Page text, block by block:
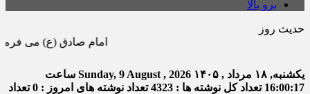
برو بالا
حدیث روز
امام صادق (ع) می فرماید :
یکشنبه, ۱۸ مرداد , ۱۴۰۵ Sunday, 9 August , 2026 ساعت
16:00:18 تعداد کل نوشته ها : 4323 تعداد نوشته های امروز : 0
تعداد